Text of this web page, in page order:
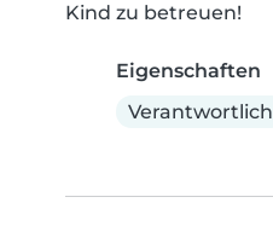
Kind zu betreuen!
Eigenschaften
Verantwortlich